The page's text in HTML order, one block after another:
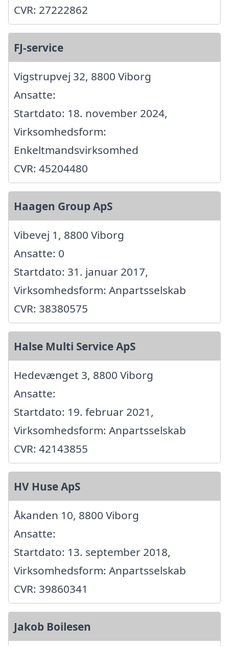
CVR: 27222862
FJ-service
Vigstrupvej 32, 8800 Viborg
Ansatte:
Startdato: 18. november 2024,
Virksomhedsform:
Enkeltmandsvirksomhed
CVR: 45204480
Haagen Group ApS
Vibevej 1, 8800 Viborg
Ansatte: 0
Startdato: 31. januar 2017,
Virksomhedsform: Anpartsselskab
CVR: 38380575
Halse Multi Service ApS
Hedevænget 3, 8800 Viborg
Ansatte:
Startdato: 19. februar 2021,
Virksomhedsform: Anpartsselskab
CVR: 42143855
HV Huse ApS
Åkanden 10, 8800 Viborg
Ansatte:
Startdato: 13. september 2018,
Virksomhedsform: Anpartsselskab
CVR: 39860341
Jakob Boilesen